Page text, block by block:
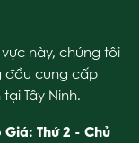
này, chúng tôi
đầu cung cấp
Tây Ninh.
Giá: Thứ 2 - Chủ